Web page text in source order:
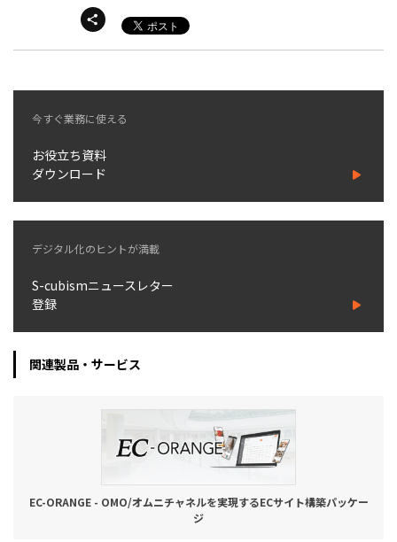
今すぐ業務に使える
お役立ち資料
ダウンロード
デジタル化のヒントが満載
S-cubismニュースレター
登録
関連製品・サービス
EC-ORANGE - OMO/オムニチャネルを実現するECサイト構築パッケー
ジ